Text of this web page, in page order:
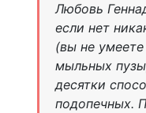
Любовь
если нет
(вы не
мыльных
десятки
подопечных.